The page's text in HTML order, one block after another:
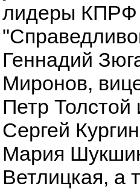
лидеры КПРФ
Геннадий
Миронов,
Петр Толстой
Сергей
Мария
Ветлицкая, а